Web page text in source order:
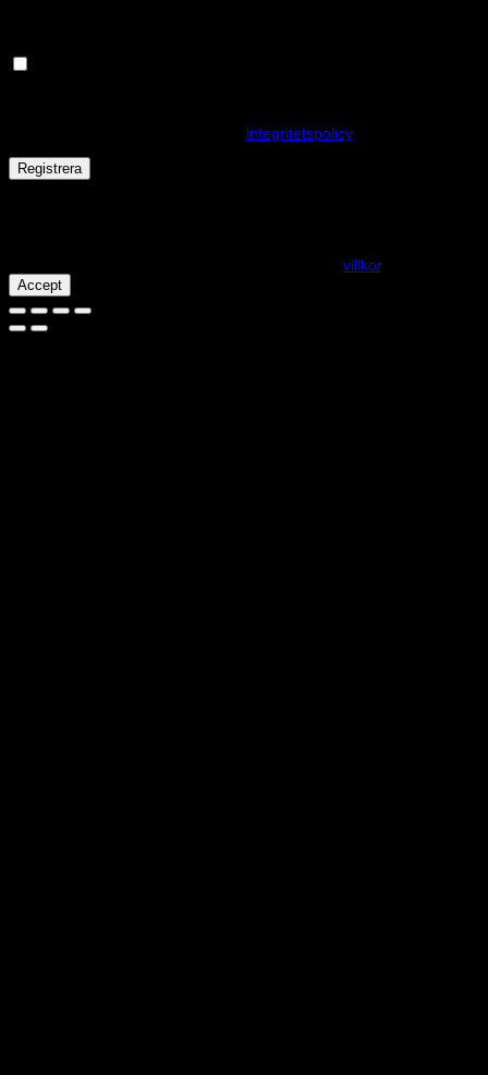
integritetspolicy.
Registrera
villkor.
Accept